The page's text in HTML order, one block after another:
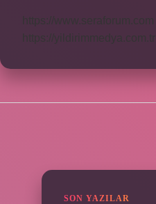
Gerekir
https://www.seraforum.com
https://yildirimmedya.com.tr
SON YAZILAR